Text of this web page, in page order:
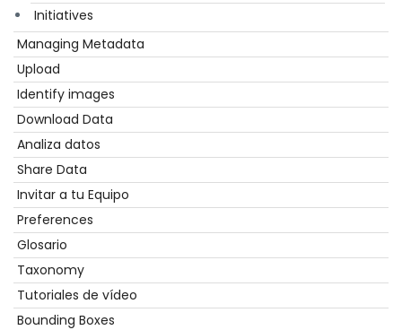
Initiatives
Managing Metadata
Upload
Identify images
Download Data
Analiza datos
Share Data
Invitar a tu Equipo
Preferences
Glosario
Taxonomy
Tutoriales de vídeo
Bounding Boxes